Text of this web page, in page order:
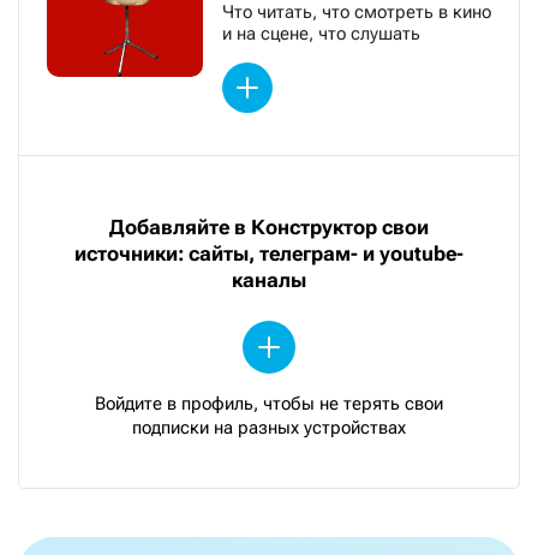
Что читать, что смотреть в кино
и на сцене, что слушать
Добавляйте в Конструктор свои
источники: сайты, телеграм- и youtube-
каналы
Войдите в профиль, чтобы не терять свои
подписки на разных устройствах